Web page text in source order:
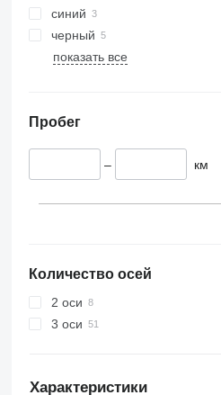
синий
черный
показать все
Пробег
– км
Количество осей
2 оси
3 оси
Характеристики